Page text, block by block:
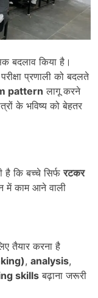
बदलाव किया है।
प्रणाली को बदलते
pattern लागू करने
के भविष्य को बेहतर
है कि बच्चे सिर्फरटकर
में काम आने वाली
तैयार करना है
, analysis,
skills बढ़ाना जरूरी